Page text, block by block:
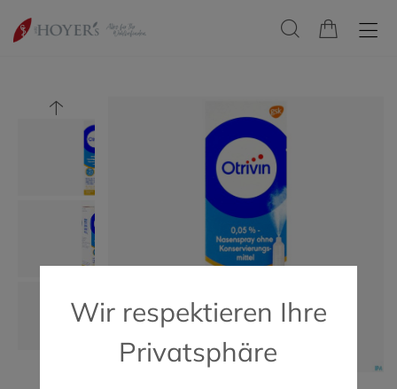
Wir respektieren Ihre
Privatsphäre